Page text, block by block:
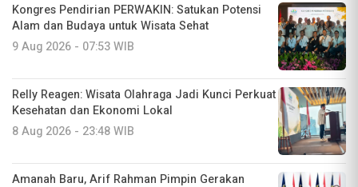
Kongres Pendirian PERWAKIN: Satukan Potensi
Alam dan Budaya untuk Wisata Sehat
9 Aug 2026 - 07:53 WIB
Relly Reagen: Wisata Olahraga Jadi Kunci Perkuat
Kesehatan dan Ekonomi Lokal
8 Aug 2026 - 23:48 WIB
Amanah Baru, Arif Rahman Pimpin Gerakan